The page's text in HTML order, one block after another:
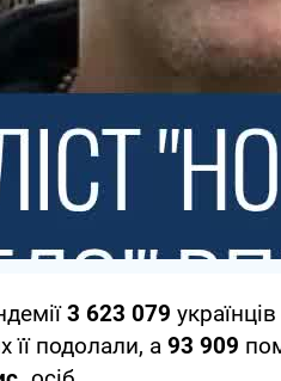
3 623 079
її подолали, а 93 909